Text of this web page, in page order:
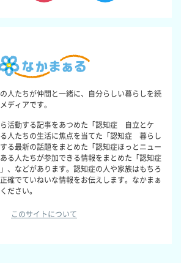
人たちが仲間と一緒に、自分らしい暮らしを続
ディアです。
活動する記事をあつめた「認知症 自立とケ
人たちの生活に焦点を当てた「認知症 暮らし
る最新の話題をまとめた「認知症ほっとニュー
る人たちが参加できる情報をまとめた「認知症
、などがあります。認知症の人や家族はもちろ
確でていねいな情報をお伝えします。なかまぁ
ださい。
このサイトについて